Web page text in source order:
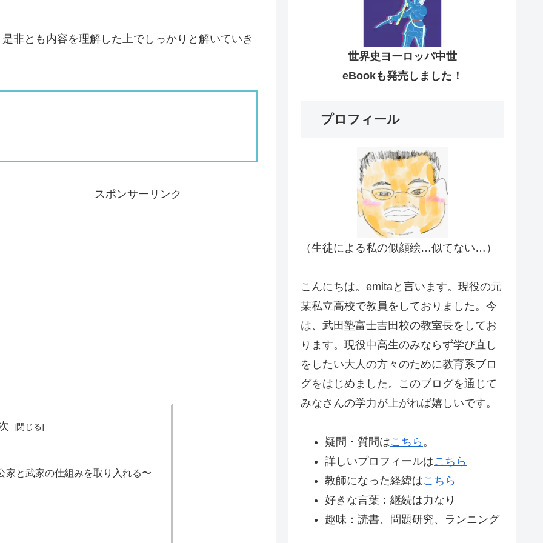
非とも内容を理解した上でしっかりと解いていき
スポンサーリンク
家と武家の仕組みを取り入れる〜
世界史ヨーロッパ中世
eBookも発売しました！
プロフィール
（生徒による私の似顔絵…似てない…）
こんにちは。emitaと言います。現役の元
某私立高校で教員をしておりました。今
は、武田塾富士吉田校の教室長をしてお
ります。現役中高生のみならず学び直し
をしたい大人の方々のために教育系ブロ
グをはじめました。このブログを通じて
みなさんの学力が上がれば嬉しいです。
疑問・質問はこちら 。
詳しいプロフィールはこちら
教師になった経緯はこちら
好きな言葉：継続は力なり
趣味：読書、問題研究、ランニング